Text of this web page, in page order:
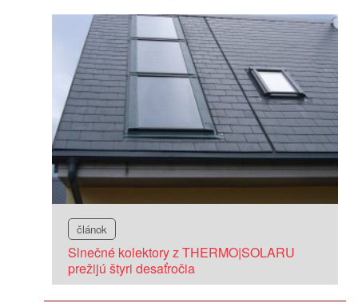
článok
Slnečné kolektory z THERMO|SOLARU
prežijú štyri desaťročia